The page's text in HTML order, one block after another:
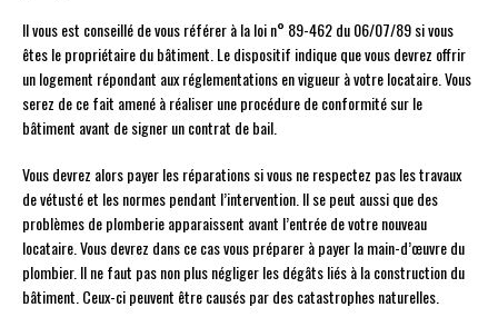
Il vous est conseillé de vous référer à la loi n° 89-462 du 06/07/89 si vous
êtes le propriétaire du bâtiment. Le dispositif indique que vous devrez offrir
un logement répondant aux réglementations en vigueur à votre locataire. Vous
serez de ce fait amené à réaliser une procédure de conformité sur le
bâtiment avant de signer un contrat de bail.
Vous devrez alors payer les réparations si vous ne respectez pas les travaux
de vétusté et les normes pendant l’intervention. Il se peut aussi que des
problèmes de plomberie apparaissent avant l’entrée de votre nouveau
locataire. Vous devrez dans ce cas vous préparer à payer la main-d’œuvre du
plombier. Il ne faut pas non plus négliger les dégâts liés à la construction du
bâtiment. Ceux-ci peuvent être causés par des catastrophes naturelles.